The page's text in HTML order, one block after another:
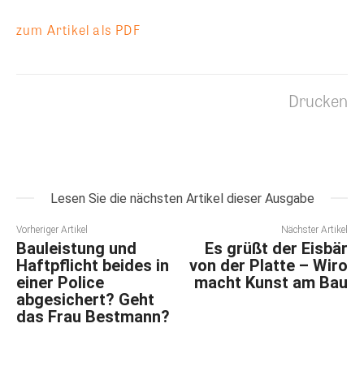
zum Artikel als PDF
Drucken
Lesen Sie die nächsten Artikel dieser Ausgabe
Vorheriger Artikel
Bauleistung und
Haftpflicht beides in
einer Police
abgesichert? Geht
das Frau Bestmann?
Nächster Artikel
Es grüßt der Eisbär
von der Platte – Wiro
macht Kunst am Bau